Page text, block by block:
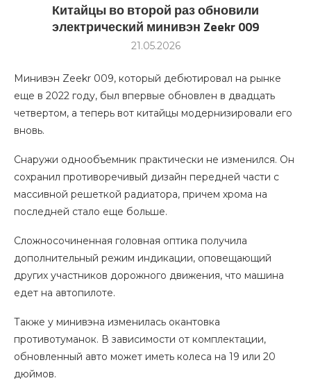
Китайцы во второй раз обновили
электрический минивэн Zeekr 009
21.05.2026
Минивэн Zeekr 009, который дебютировал на рынке
еще в 2022 году, был впервые обновлен в двадцать
четвертом, а теперь вот китайцы модернизировали его
вновь.
Снаружи однообъемник практически не изменился. Он
сохранил противоречивый дизайн передней части с
массивной решеткой радиатора, причем хрома на
последней стало еще больше.
Сложносочиненная головная оптика получила
дополнительный режим индикации, оповещающий
других участников дорожного движения, что машина
едет на автопилоте.
Также у минивэна изменилась окантовка
противотуманок. В зависимости от комплектации,
обновленный авто может иметь колеса на 19 или 20
дюймов.